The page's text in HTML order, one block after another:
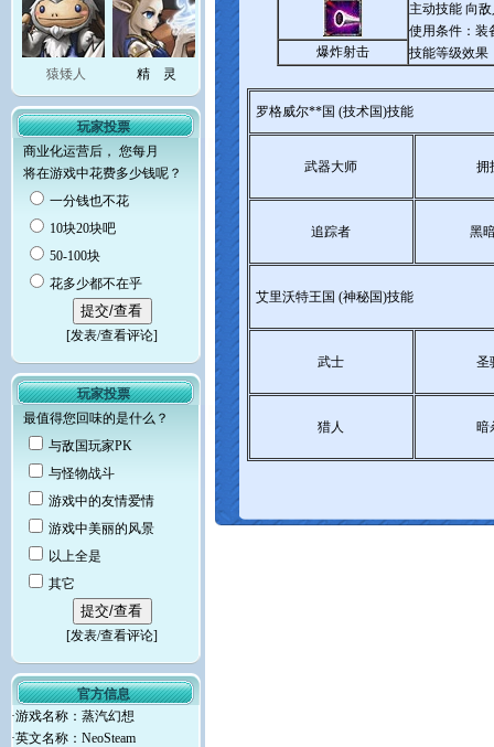
猿矮人 精 灵
玩家投票
商业化运营后， 您每月
将在游戏中花费多少钱呢？
一分钱也不花
10块20块吧
50-100块
花多少都不在乎
[发表/查看评论]
玩家投票
最值得您回味的是什么？
与敌国玩家PK
与怪物战斗
游戏中的友情爱情
游戏中美丽的风景
以上全是
其它
[发表/查看评论]
官方信息
·游戏名称：蒸汽幻想
·英文名称：NeoSteam
主动技能 向
使用条件：装
技能等级效果
爆炸射击
罗格威尔**国 (技术国)技能
武器大师 拥
追踪者 黑
艾里沃特王国 (神秘国)技能
武士 圣
猎人 暗